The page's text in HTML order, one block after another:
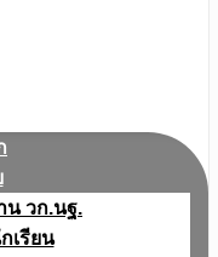
วก.นฐ.
เรียน